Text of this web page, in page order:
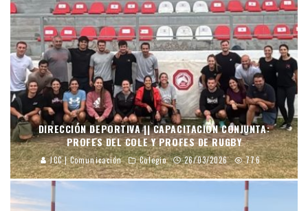
DIRECCIÓN DEPORTIVA || CAPACITACIÓN CONJUNTA:
PROFES DEL COLE Y PROFES DE RUGBY
JCC | Comunicación Colegio 26/03/2026 776